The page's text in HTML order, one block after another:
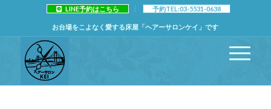
LINE予約はこちら 予約TEL:03-5531-0638
お台場をこよなく愛する床屋「ヘアーサロンケイ」です